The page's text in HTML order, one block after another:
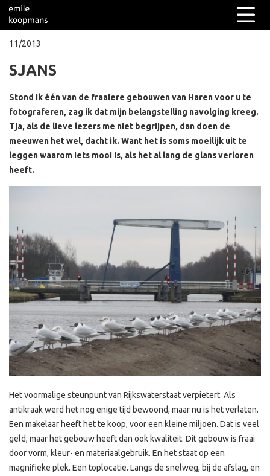
Over mij
11/2013
SJANS
Stond ik één van de fraaiere gebouwen van Haren voor u te
fotograferen, zag ik dat mijn belangstelling navolging kreeg.
Tja, als de lieve lezers me niet begrijpen, dan doen de
meeuwen het wel, dacht ik. Want het is soms moeilijk uit te
leggen waarom iets mooi is, als het al lang de glans verloren
heeft.
Het voormalige steunpunt van Rijkswaterstaat verpietert. Als
antikraak werd het nog enige tijd bewoond, maar nu is het verlaten.
Een makelaar heeft het te koop, voor een kleine miljoen. Dat is veel
geld, maar het gebouw heeft dan ook kwaliteit. Dit gebouw is fraai
door vorm, kleur- en materiaalgebruik. En het staat op een
magnifieke plek. Een toplocatie. Langs de snelweg, bij de afslag, en